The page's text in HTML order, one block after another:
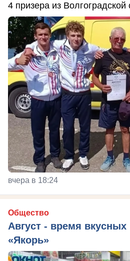
4 призера из Волгоградской
вчера в 18:24
Общество
Август - время вкусных
«Якорь»